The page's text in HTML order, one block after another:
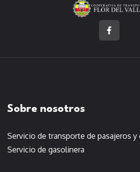
Sobre nosotros
Servicio de transporte de pasajeros y
Servicio de gasolinera